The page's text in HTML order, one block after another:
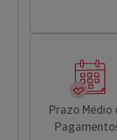
Prazo Médio